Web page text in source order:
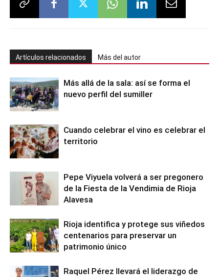
Artículos relacionados Más del autor
Más allá de la sala: así se forma el
nuevo perfil del sumiller
Cuando celebrar el vino es celebrar el
territorio
Pepe Viyuela volverá a ser pregonero
de la Fiesta de la Vendimia de Rioja
Alavesa
Rioja identifica y protege sus viñedos
centenarios para preservar un
patrimonio único
Raquel Pérez llevará el liderazgo de